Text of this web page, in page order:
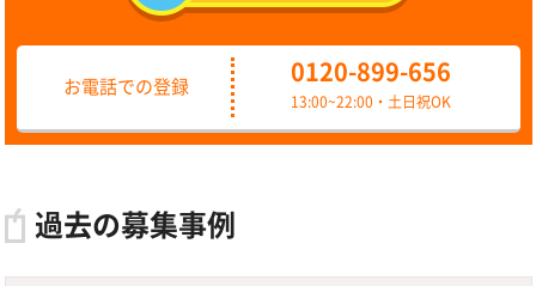
お電話での登録
0120-899-656
13:00~22:00・土日祝OK
過去の募集事例